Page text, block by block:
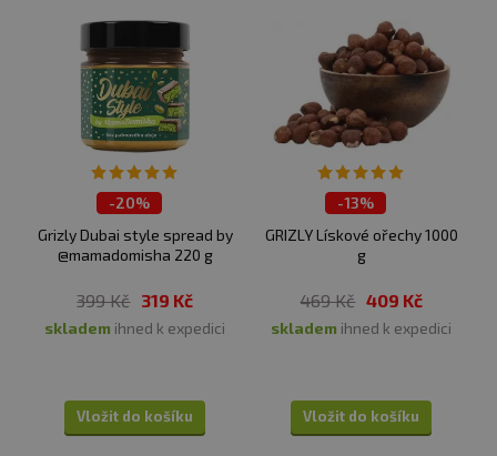
-20%
Grizly Dubai style spread by
@mamadomisha 220 g
399 Kč 319 Kč
skladem ihned k expedici
Vložit do košíku
-13%
ČISTÍME SKLADY
GRIZLY Lískové ořechy 1000
g
469 Kč 409 Kč
skladem ihned k expedici
Vložit do košíku